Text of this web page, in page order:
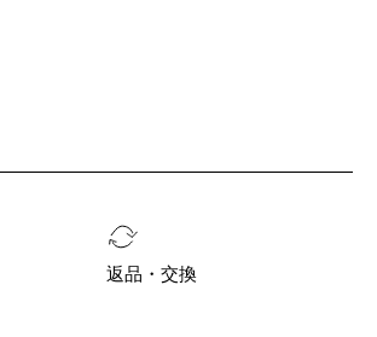
返品・交換